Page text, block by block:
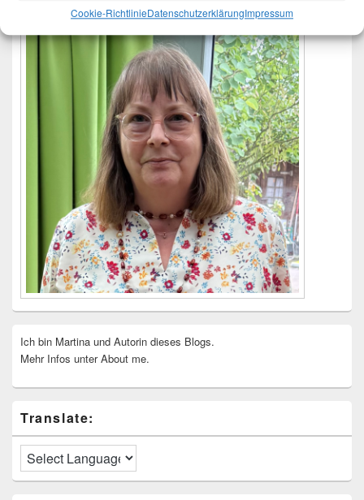
Cookie-RichtlinieDatenschutzerklärungImpressum
Widgetbereich
Ich bin Martina und Autorin dieses Blogs.
Mehr Infos unter About me.
Translate: